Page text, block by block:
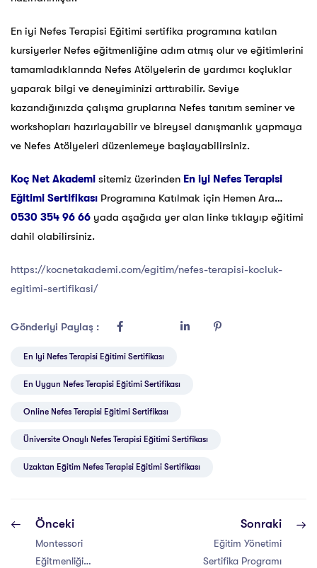
En iyi Nefes Terapisi Eğitimi sertifika programına katılan
kursiyerler Nefes eğitmenliğine adım atmış olur ve eğitimlerini
tamamladıklarında Nefes Atölyelerin de yardımcı koçluklar
yaparak bilgi ve deneyiminizi arttırabilir. Seviye
kazandığınızda çalışma gruplarına Nefes tanıtım seminer ve
workshopları hazırlayabilir ve bireysel danışmanlık yapmaya
ve Nefes Atölyeleri düzenlemeye başlayabilirsiniz.
Koç Net Akademi sitemiz üzerinden En iyi Nefes Terapisi
Eğitimi Sertifikası Programına Katılmak için Hemen Ara…
0530 354 96 66 yada aşağıda yer alan linke tıklayıp eğitimi
dahil olabilirsiniz.
https://kocnetakademi.com/egitim/nefes-terapisi-kocluk-
egitimi-sertifikasi/
Gönderiyi Paylaş :
En Iyi Nefes Terapisi Eğitimi Sertifikası
En Uygun Nefes Terapisi Eğitimi Sertifikası
Online Nefes Terapisi Eğitimi Sertifikası
Üniversite Onaylı Nefes Terapisi Eğitimi Sertifikası
Uzaktan Eğitim Nefes Terapisi Eğitimi Sertifikası
Önceki
Montessori
Eğitmenliği
Sonraki
Eğitim Yönetimi
Sertifika Programı